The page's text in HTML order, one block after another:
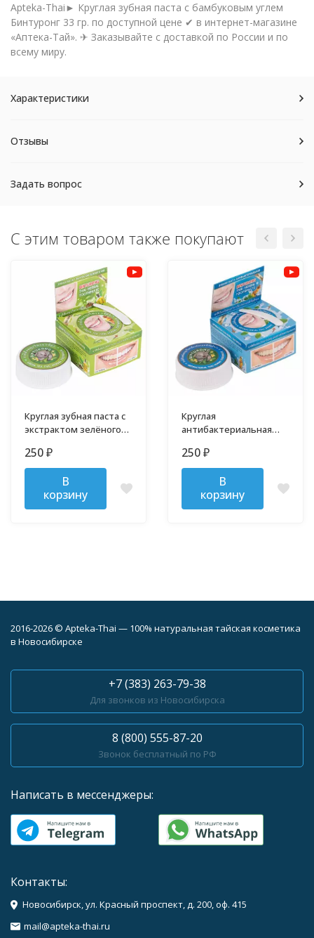
Apteka-Thai► Круглая зубная паста с бамбуковым углем
Бинтуронг 33 гр. по доступной цене ✔ в интернет-магазине
«Аптека-Тай». ✈ Заказывайте с доставкой по России и по
всему миру.
Характеристики
Отзывы
Задать вопрос
С этим товаром также покупают
Круглая зубная паста с
экстрактом зелёного
250 ₽
В
корзину
Круглая
антибактериальная
33 гр
250 ₽
В
корзину
2016-2026 © Apteka-Thai — 100% натуральная тайская косметика
в Новосибирске
+7 (383) 263-79-38
Для звонков из Новосибирска
8 (800) 555-87-20
Звонок бесплатный по РФ
Написать в мессенджеры:
Контакты:
Новосибирск, ул. Красный проспект, д. 200, оф. 415
mail@apteka-thai.ru